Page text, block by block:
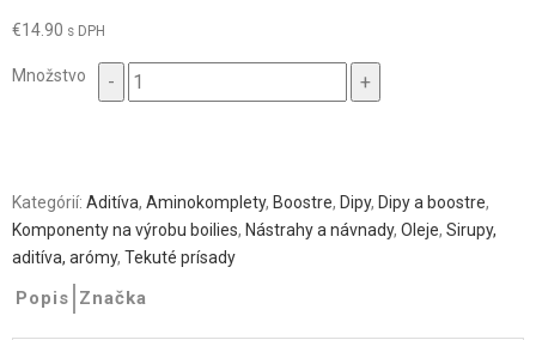
€14.90 s DPH
Množstvo Množstvo
Kategórií: Aditíva, Aminokomplety, Boostre, Dipy, Dipy a boostre,
Komponenty na výrobu boilies, Nástrahy a návnady, Oleje, Sirupy,
aditíva, arómy, Tekuté prísady
Popis Značka